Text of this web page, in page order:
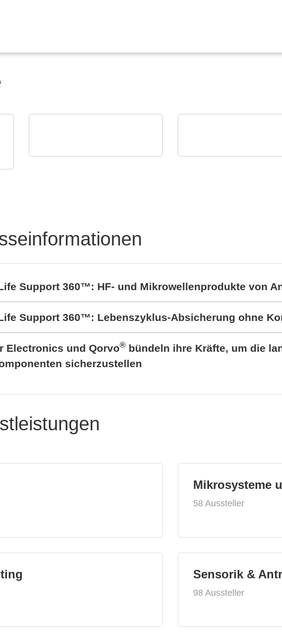
Support 360™: HF- und Mikrowellenprodukte von
Support 360™: Lebenszyklus-Absicherung ohne
Electronics und Qorvo® bündeln ihre Kräfte, um die
sicherzustellen
Mikrosysteme
58 Aussteller
Sensorik &
98 Aussteller